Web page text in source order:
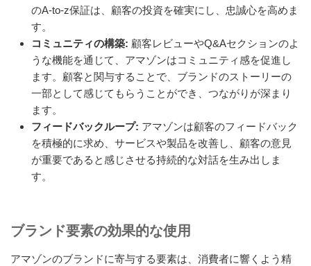
のA-to-z保証は、顧客の投資を確実にし、忠誠心を高めま
す。
コミュニティの構築: 顧客レビューやQ&Aセクションのよ
うな機能を通じて、アマゾンはコミュニティ感を促進し
ます。顧客と関与することで、ブランドのストーリーの
一部として感じてもらうことができ、つながりが深まり
ます。
フィードバックループ: アマゾンは顧客のフィードバック
を積極的に求め、サービスや製品を改善し、顧客の意見
が重要であると感じさせる持続的な対話を生み出しま
す。
ブランド要素の効果的な使用
アマゾンのブランドに寄与する要素は、消費者に響くよう精